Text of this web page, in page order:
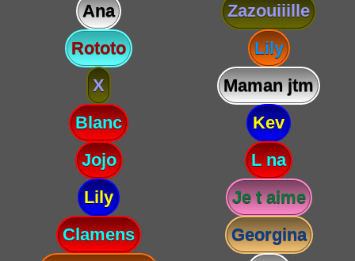
Ana
Zazouiiille
Rototo
Lily
X
Maman jtm
Blanc
Kev
Jojo
L na
Lily
Je t aime
Clamens
Georgina